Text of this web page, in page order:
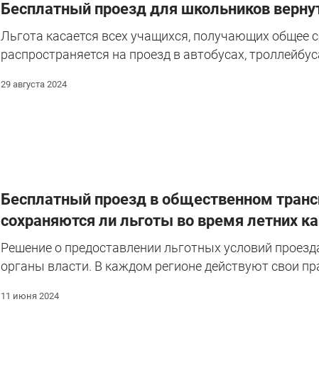
Бесплатный проезд для школьников
Льгота касается всех учащихся, получающих общее
распространяется на проезд в автобусах,
29 августа 2024
Бесплатный проезд в общественном
сохраняются ли льготы во время летних
Решение о предоставлении льготных условий
органы власти. В каждом регионе действуют свои
11 июня 2024